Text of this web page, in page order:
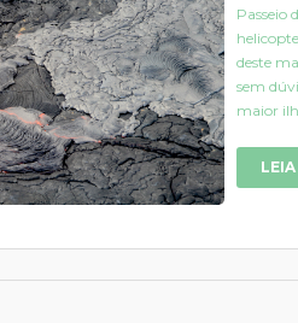
Passeio
deste
sem
maior